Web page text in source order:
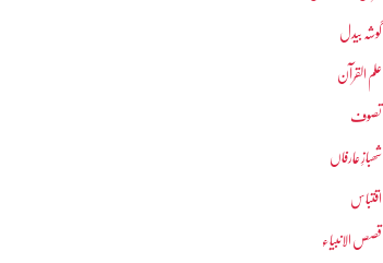
گوشہ بیدل
علم القرآن
تصوف
شھبازِ عارفاں
اقتباس
قصص الانبیاء